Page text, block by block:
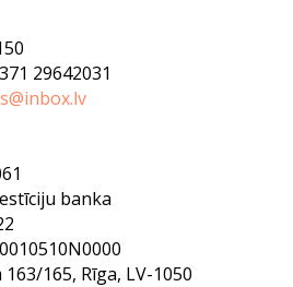
29642031
banka
165, Rīga, LV-1050